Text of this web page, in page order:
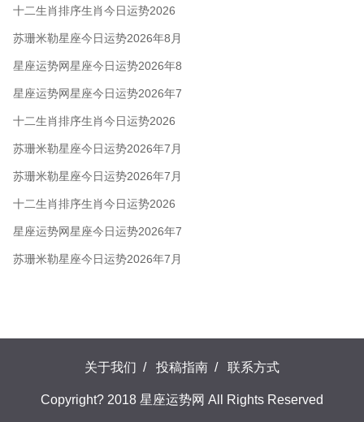
6日
十二生肖排序生肖今日运势2026
年8月5日
苏珊米勒星座今日运势2026年8月
5日
星座运势网星座今日运势2026年8
月5日
星座运势网星座今日运势2026年7
月28日
十二生肖排序生肖今日运势2026
年7月28日
苏珊米勒星座今日运势2026年7月
28日
苏珊米勒星座今日运势2026年7月
24日
十二生肖排序生肖今日运势2026
年7月22日
星座运势网星座今日运势2026年7
月22日
苏珊米勒星座今日运势2026年7月
关于我们 / 投稿指南 / 联系方式
Copyright? 2018 星座运势网 All Rights Reserved